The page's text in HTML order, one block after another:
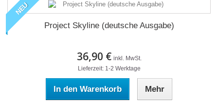
NEU
Project Skyline (deutsche Ausgabe)
36,90 € inkl. MwSt.
Lieferzeit: 1-2 Werktage
In den Warenkorb Mehr